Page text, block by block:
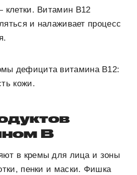
клетки. Витамин В12
и налаживает процесс
дефицита витамина В12:
кожи.
В
в кремы для лица и зоны
пенки и маски. Фишка